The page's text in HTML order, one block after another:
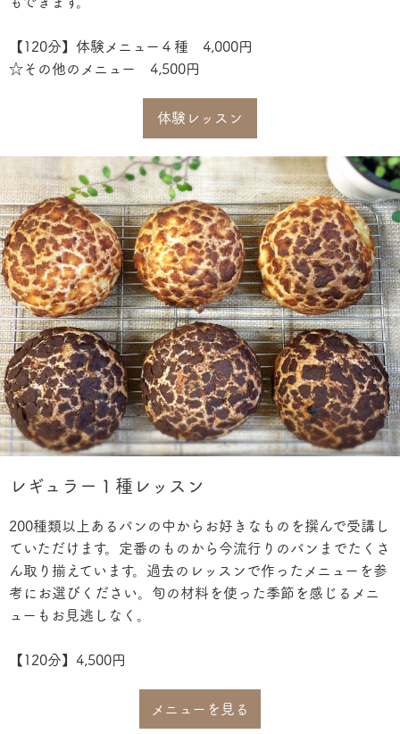
【120分】体験メニュー４種 4,000円
☆その他のメニュー 4,500円
体験レッスン
レギュラー１種レッスン
200種類以上あるパンの中からお好きなものを撰んで受講し
ていただけます。定番のものから今流行りのパンまでたくさ
ん取り揃えています。過去のレッスンで作ったメニューを参
考にお選びください。旬の材料を使った季節を感じるメニ
ューもお見逃しなく。
【120分】4,500円
メニューを見る